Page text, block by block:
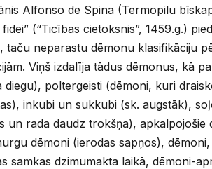
Alfonso de Spina (Termopilu
(“Ticības cietoksnis”, 1459.g.)
taču neparastu dēmonu klasifikāciju
Viņš izdalīja tādus dēmonus, kā
diegu), poltergeisti (dēmoni, kuri
inkubi un sukkubi (sk. augstāk),
un rada daudz trokšņa), apkalpojošie
dēmoni (ierodas sapņos),
samkas dzimumakta laikā, dēmoni-